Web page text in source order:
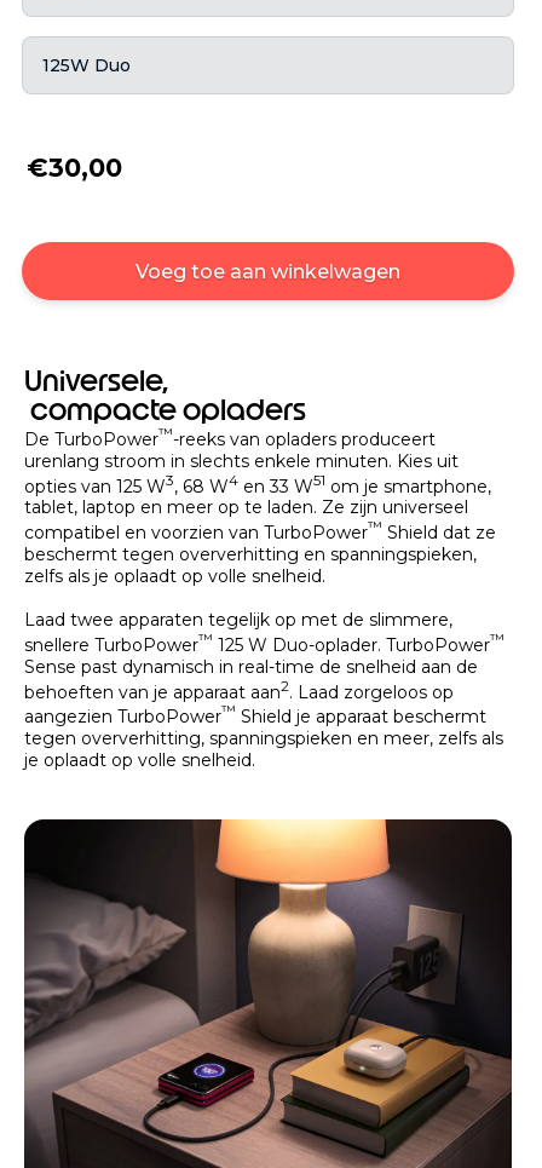
125W Duo
€30,00
Voeg toe aan winkelwagen
Universele,
compacte opladers
De TurboPower™-reeks van opladers produceert
urenlang stroom in slechts enkele minuten. Kies uit
opties van 125 W3, 68 W4 en 33 W51 om je smartphone,
tablet, laptop en meer op te laden. Ze zijn universeel
compatibel en voorzien van TurboPower™ Shield dat ze
beschermt tegen oververhitting en spanningspieken,
zelfs als je oplaadt op volle snelheid.
Laad twee apparaten tegelijk op met de slimmere,
snellere TurboPower™ 125 W Duo-oplader. TurboPower™
Sense past dynamisch in real-time de snelheid aan de
behoeften van je apparaat aan2. Laad zorgeloos op
aangezien TurboPower™ Shield je apparaat beschermt
tegen oververhitting, spanningspieken en meer, zelfs als
je oplaadt op volle snelheid.